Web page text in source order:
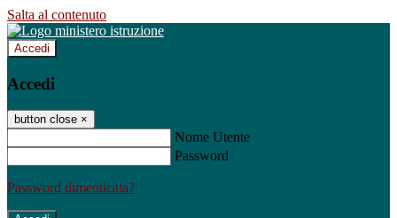
Salta al contenuto
Accedi
Accedi
button close ×
Nome Utente
Password
Password dimenticata?